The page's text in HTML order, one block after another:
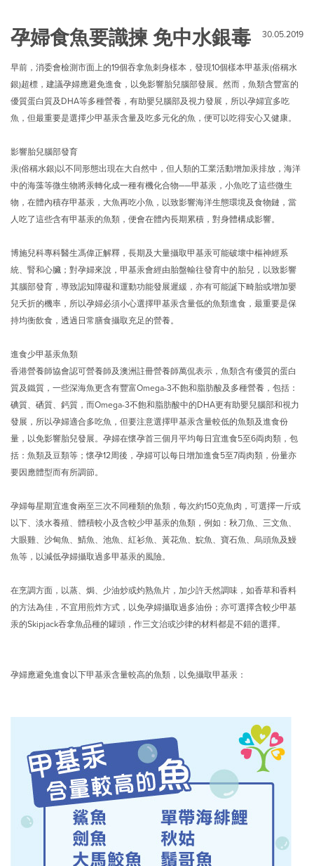
孕婦食魚要識揀 免中水銀毒 30.05.2019
早前，消委會檢測市面上的19個吞拿魚刺身樣本，發現10個樣本甲基汞(俗稱水
銀)超標，建議孕婦應避免進食，以免影響胎兒腦部發展。然而，魚類含豐富的
優質蛋白質及DHA等多種營養，有助嬰兒腦部及視力發展，所以孕婦宜多吃
魚，但最重要是選擇少甲基汞含量及吃多元化的魚，便可以吃得安心又健康。
影響胎兒腦部發育
汞(俗稱水銀)以不同形態出現在大自然中，但人類的工業活動增加汞排放，海洋
中的海藻等微生物將汞轉化成一種有機化合物──甲基汞，小魚吃了這些微生
物，在體內積存甲基汞，大魚再吃小魚，以致影響海洋生態環境及食物鏈，當
人吃了這些含有甲基汞的魚類，便會在體內長期累積，對身體構成影響。
博施兒科專科醫生馮偉正解釋，長期及大量攝取甲基汞可能破壞中樞神經系
統、腎和心臟；對孕婦來說，甲基汞會經由胎盤輸往發育中的胎兒，以致影響
其腦部發育，導致認知障礙和運動功能發展遲緩，亦有可能誕下畸胎或增加嬰
兒夭折的機率，所以孕婦必須小心選擇甲基汞含量低的魚類進食，最重要是保
持均衡飲食，透過日常膳食攝取充足的營養。
進食少甲基汞魚類
香港營養師協會認可營養師及澳洲註冊營養師萬侃表示，魚類含有優質的蛋白
質及鐵質，一些深海魚更含有豐富Omega-3不飽和脂肪酸及多種營養，包括：
碘質、硒質、鈣質，而Omega-3不飽和脂肪酸中的DHA更有助嬰兒腦部和視力
發展，所以孕婦適合多吃魚，但要注意選擇甲基汞含量較低的魚類及進食份
量，以免影響胎兒發展。孕婦在懷孕首三個月平均每日宜進食5至6両肉類，包
括：魚類及豆類等；懷孕12周後，孕婦可以每日增加進食5至7両肉類，份量亦
要因應體型而有所調節。
孕婦每星期宜進食兩至三次不同種類的魚類，每次約150克魚肉，可選擇一斤或
以下、淡水養殖、體積較小及含較少甲基汞的魚類，例如：秋刀魚、三文魚、
大眼雞、沙甸魚、鯖魚、池魚、紅衫魚、黃花魚、鯇魚、寶石魚、烏頭魚及鰻
魚等，以減低孕婦攝取過多甲基汞的風險。
在烹調方面，以蒸、焗、少油炒或灼熟魚片，加少許天然調味，如香草和香料
的方法為佳，不宜用煎炸方式，以免孕婦攝取過多油份；亦可選擇含較少甲基
汞的Skipjack吞拿魚品種的罐頭，作三文治或沙律的材料都是不錯的選擇。
孕婦應避免進食以下甲基汞含量較高的魚類，以免攝取甲基汞：